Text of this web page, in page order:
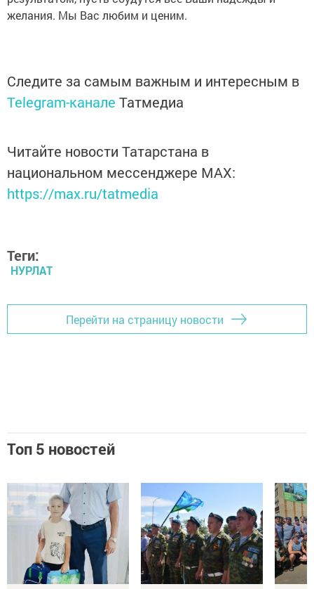
желания. Мы Вас любим и ценим.
Следите за самым важным и интересным в
Telegram-канале Татмедиа
Читайте новости Татарстана в
национальном мессенджере MАХ:
https://max.ru/tatmedia
Теги:
НУРЛАТ
Перейти на страницу новости
Топ 5 новостей